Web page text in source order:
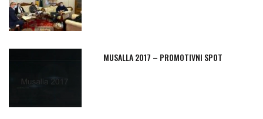
MUSALLA 2017 – PROMOTIVNI SPOT